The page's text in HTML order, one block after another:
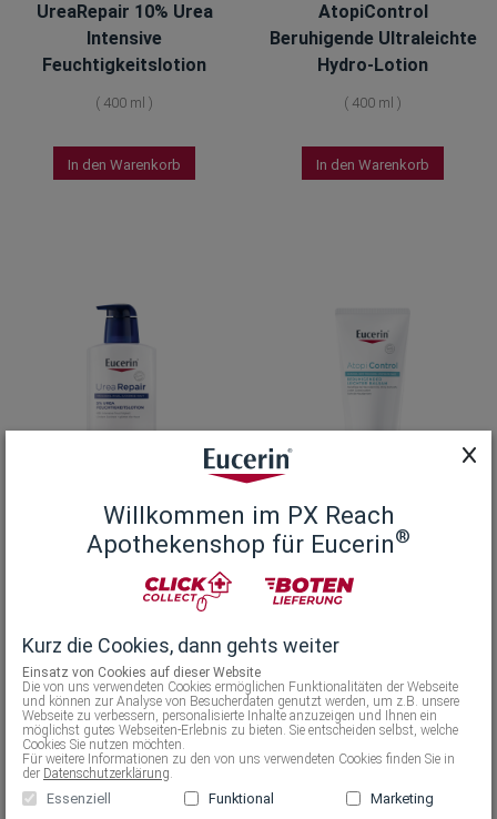
UreaRepair 10% Urea
Intensive
Feuchtigkeitslotion
( 400 ml )
In den Warenkorb
AtopiControl
Beruhigende Ultraleichte
Hydro-Lotion
( 400 ml )
In den Warenkorb
Diabetische Haut
UreaRepair 5% Urea
Feuchtigkeitslotion
(400 ml)
In den Warenkorb
Juckende Haut
AtopiControl
(400 ml
In den Warenkorb
Willkommen im PX Reach
Apothekenshop für Eucerin®
Kurz die Cookies, dann gehts weiter
Einsatz von Cookies auf dieser Website
Die von uns verwendeten Cookies ermöglichen Funktionalitäten der Webseite
und können zur Analyse von Besucherdaten genutzt werden, um z.B. unsere
Webseite zu verbessern, personalisierte Inhalte anzuzeigen und Ihnen ein
möglichst gutes Webseiten-Erlebnis zu bieten. Sie entscheiden selbst, welche
Cookies Sie nutzen möchten.
Für weitere Informationen zu den von uns verwendeten Cookies finden Sie in
der Datenschutzerklärung.
Essenziell Funktional Marketing